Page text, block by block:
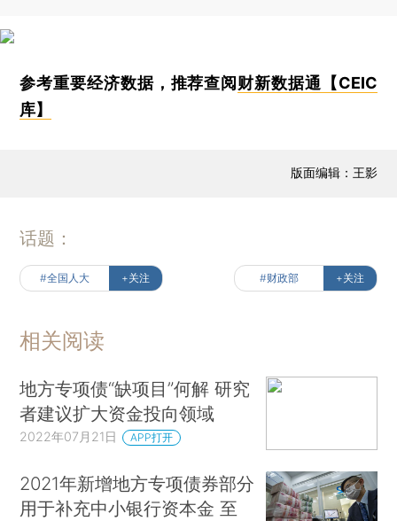
参考重要经济数据，推荐查阅 财新数据通【CEIC
库】
版面编辑：王影
话题：
#全国人大 +关注 #财政部 +关注
相关阅读
地方专项债“缺项目”何解 研究
者建议扩大资金投向领域
2022年07月21日 APP打开
2021年新增地方专项债券部分
用于补充中小银行资本金 至